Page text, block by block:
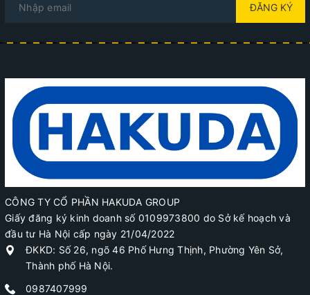
ĐĂNG KÝ
CÔNG TY CỔ PHẦN HAKUDA GROUP
Giấy đăng ký kinh doanh số 0109973800 do Sở kế hoạch và
đầu tư Hà Nội cấp ngày 21/04/2022
ĐKKD: Số 26, ngõ 46 Phố Hưng Thịnh, Phường Yên Sở,
Thành phố Hà Nội.
0987407999